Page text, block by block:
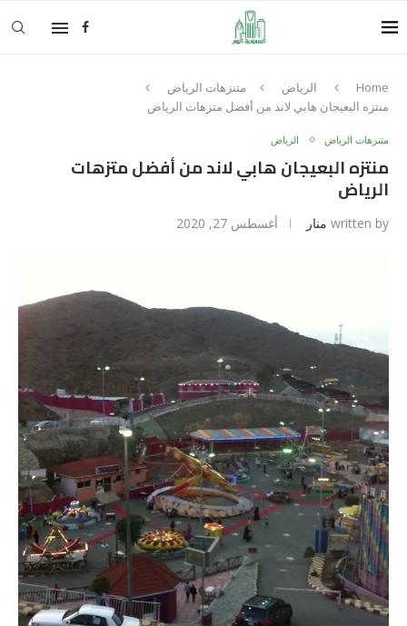
Home الرياض
متنزهات الرياض
منتزه البعيجان هابي لاند من أفضل متزهات الرياض
متنزهات الرياض الرياض
منتزه البعيجان هابي لاند من أفضل متزهات
الرياض
written by منار أغسطس 27, 2020